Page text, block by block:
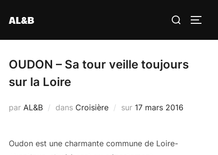
AL&B Rechercher :
OUDON – Sa tour veille toujours
sur la Loire
par AL&B dans Croisière sur Publié
17 mars 2016
Oudon est une charmante commune de Loire-